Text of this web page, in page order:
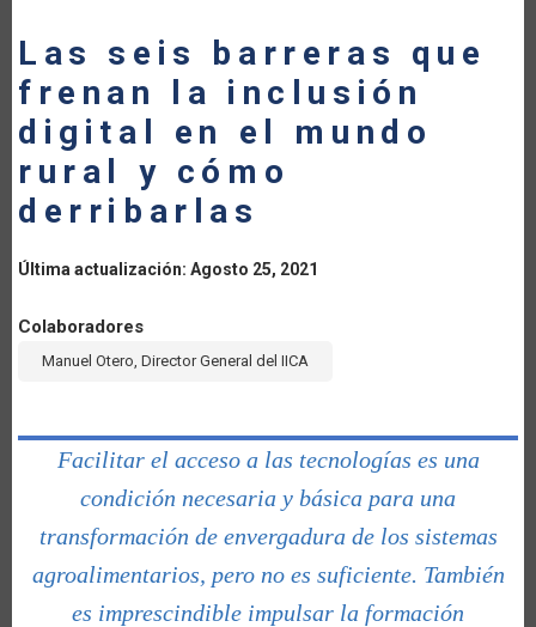
LA
NAVEGACIÓN
Las seis barreras que
frenan la inclusión
digital en el mundo
rural y cómo
derribarlas
Última actualización: Agosto 25, 2021
Colaboradores
Manuel Otero, Director General del IICA
Facilitar el acceso a las tecnologías es una
condición necesaria y básica para una
transformación de envergadura de los sistemas
agroalimentarios, pero no es suficiente. También
es imprescindible impulsar la formación